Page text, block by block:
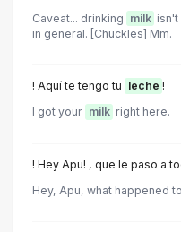
Caveat... drinking milk isn't
in general. [Chuckles] Mm.
! Aquí te tengo tu leche !
I got your milk right here.
! Hey Apu! , que le paso a
Hey, Apu, what happened